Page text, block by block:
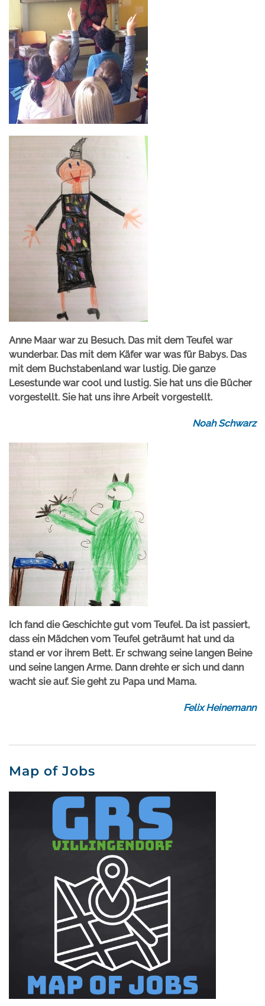
Anne Maar war zu Besuch. Das mit dem Teufel war
wunderbar. Das mit dem Käfer war was für Babys. Das
mit dem Buchstabenland war lustig. Die ganze
Lesestunde war cool und lustig. Sie hat uns die Bücher
vorgestellt. Sie hat uns ihre Arbeit vorgestellt.
Noah Schwarz
Ich fand die Geschichte gut vom Teufel. Da ist passiert,
dass ein Mädchen vom Teufel geträumt hat und da
stand er vor ihrem Bett. Er schwang seine langen Beine
und seine langen Arme. Dann drehte er sich und dann
wacht sie auf. Sie geht zu Papa und Mama.
Felix Heinemann
Map of Jobs